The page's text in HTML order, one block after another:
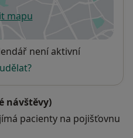
mapu
se otevře v nové záložce
není aktivní
návštěvy)
pacienty na pojišťovnu